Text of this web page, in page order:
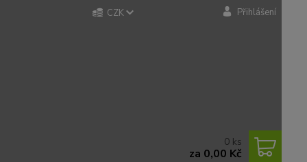
CZK Přihlášení
0 ks
za 0,00 Kč